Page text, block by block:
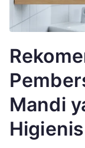
Mandi
Higienis